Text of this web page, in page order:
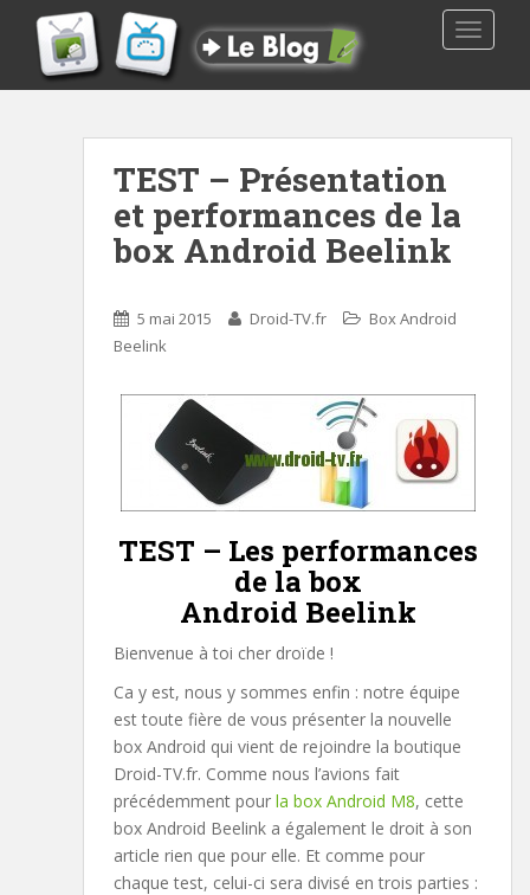
TEST – Présentation
et performances de la
box Android Beelink
5 mai 2015 Droid-TV.fr
Box Android
Beelink
TEST – Les performances
de la box
Android Beelink
Bienvenue à toi cher droïde !
Ca y est, nous y sommes enfin : notre équipe
est toute fière de vous présenter la nouvelle
box Android qui vient de rejoindre la boutique
Droid-TV.fr. Comme nous l’avions fait
précédemment pour la box Android M8, cette
box Android Beelink a également le droit à son
article rien que pour elle. Et comme pour
chaque test, celui-ci sera divisé en trois parties :